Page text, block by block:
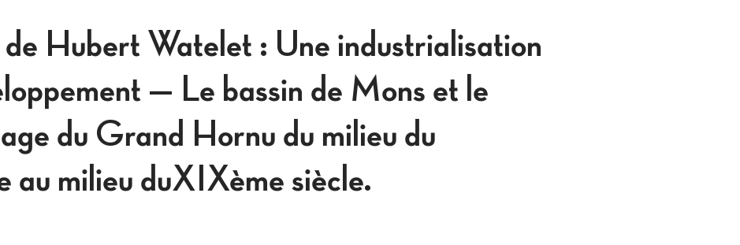
Hubert Watelet : Une industrialisation
— Le bassin de Mons et le
du Grand Hornu du milieu du
au milieu duXIXème siècle.